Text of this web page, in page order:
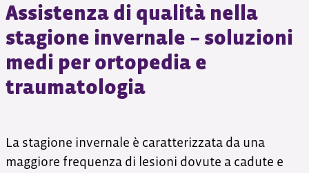
Assistenza di qualità nella
stagione invernale – soluzioni
medi per ortopedia e
traumatologia
La stagione invernale è caratterizzata da una
maggiore frequenza di lesioni dovute a cadute e